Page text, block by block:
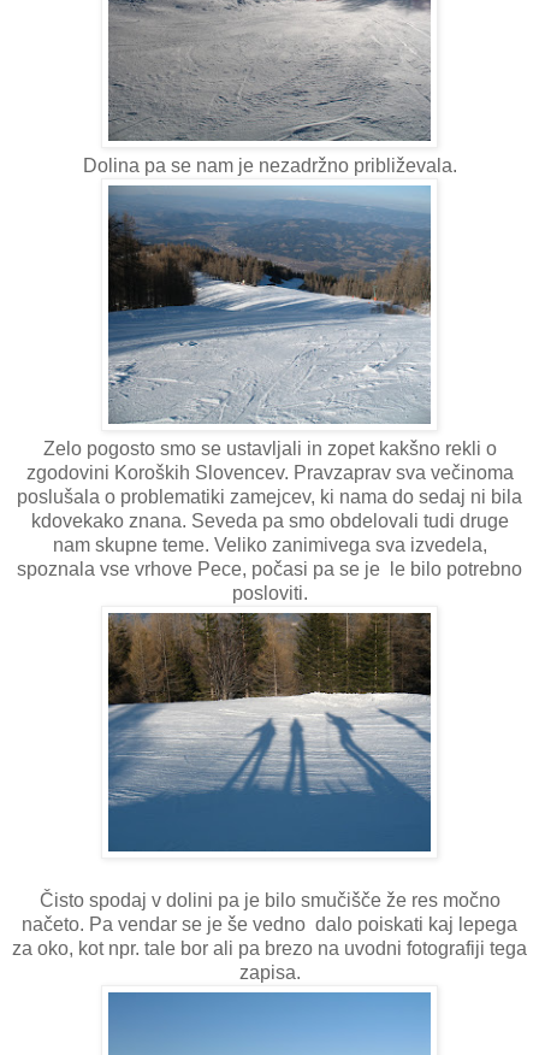
Dolina pa se nam je nezadržno približevala.
Zelo pogosto smo se ustavljali in zopet kakšno rekli o
zgodovini Koroških Slovencev. Pravzaprav sva večinoma
poslušala o problematiki zamejcev, ki nama do sedaj ni bila
kdovekako znana. Seveda pa smo obdelovali tudi druge
nam skupne teme. Veliko zanimivega sva izvedela,
spoznala vse vrhove Pece, počasi pa se je le bilo potrebno
posloviti.
Čisto spodaj v dolini pa je bilo smučišče že res močno
načeto. Pa vendar se je še vedno dalo poiskati kaj lepega
za oko, kot npr. tale bor ali pa brezo na uvodni fotografiji tega
zapisa.